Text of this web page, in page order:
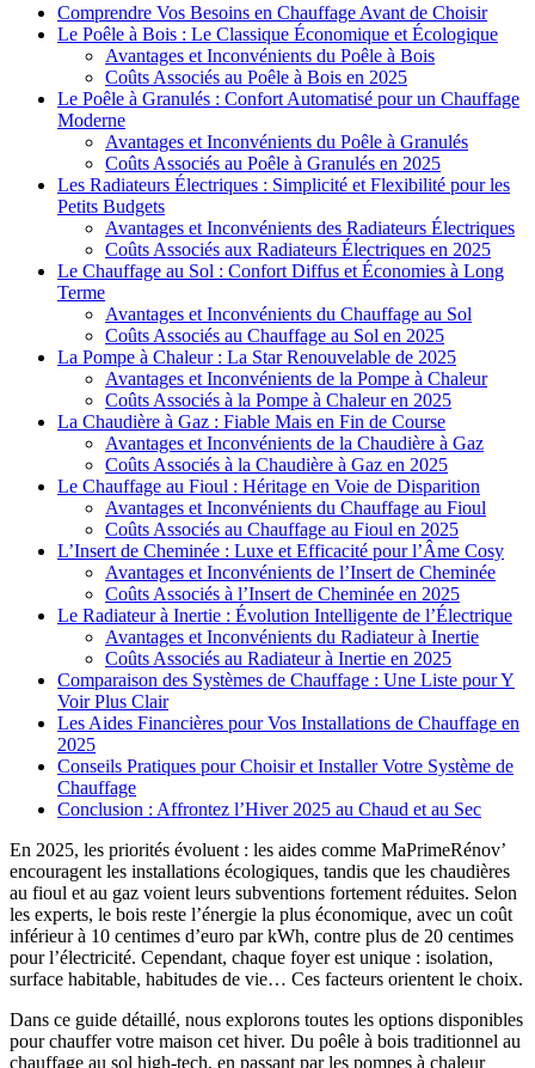
Comprendre Vos Besoins en Chauffage Avant de Choisir
Le Poêle à Bois : Le Classique Économique et Écologique
Avantages et Inconvénients du Poêle à Bois
Coûts Associés au Poêle à Bois en 2025
Le Poêle à Granulés : Confort Automatisé pour un Chauffage
Moderne
Avantages et Inconvénients du Poêle à Granulés
Coûts Associés au Poêle à Granulés en 2025
Les Radiateurs Électriques : Simplicité et Flexibilité pour les
Petits Budgets
Avantages et Inconvénients des Radiateurs Électriques
Coûts Associés aux Radiateurs Électriques en 2025
Le Chauffage au Sol : Confort Diffus et Économies à Long
Terme
Avantages et Inconvénients du Chauffage au Sol
Coûts Associés au Chauffage au Sol en 2025
La Pompe à Chaleur : La Star Renouvelable de 2025
Avantages et Inconvénients de la Pompe à Chaleur
Coûts Associés à la Pompe à Chaleur en 2025
La Chaudière à Gaz : Fiable Mais en Fin de Course
Avantages et Inconvénients de la Chaudière à Gaz
Coûts Associés à la Chaudière à Gaz en 2025
Le Chauffage au Fioul : Héritage en Voie de Disparition
Avantages et Inconvénients du Chauffage au Fioul
Coûts Associés au Chauffage au Fioul en 2025
L’Insert de Cheminée : Luxe et Efficacité pour l’Âme Cosy
Avantages et Inconvénients de l’Insert de Cheminée
Coûts Associés à l’Insert de Cheminée en 2025
Le Radiateur à Inertie : Évolution Intelligente de l’Électrique
Avantages et Inconvénients du Radiateur à Inertie
Coûts Associés au Radiateur à Inertie en 2025
Comparaison des Systèmes de Chauffage : Une Liste pour Y
Voir Plus Clair
Les Aides Financières pour Vos Installations de Chauffage en
2025
Conseils Pratiques pour Choisir et Installer Votre Système de
Chauffage
Conclusion : Affrontez l’Hiver 2025 au Chaud et au Sec
En 2025, les priorités évoluent : les aides comme MaPrimeRénov’
encouragent les installations écologiques, tandis que les chaudières
au fioul et au gaz voient leurs subventions fortement réduites. Selon
les experts, le bois reste l’énergie la plus économique, avec un coût
inférieur à 10 centimes d’euro par kWh, contre plus de 20 centimes
pour l’électricité. Cependant, chaque foyer est unique : isolation,
surface habitable, habitudes de vie… Ces facteurs orientent le choix.
Dans ce guide détaillé, nous explorons toutes les options disponibles
pour chauffer votre maison cet hiver. Du poêle à bois traditionnel au
chauffage au sol high-tech, en passant par les pompes à chaleur